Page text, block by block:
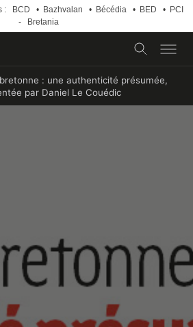
: BCD • Bazhvalan • Bécédia • BED •
PCI
-
Bretania
bretonne : une authenticité présumée,
par Daniel Le Couédic